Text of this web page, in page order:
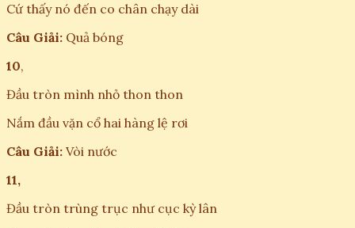
Cứ thấy nó đến co chân chạy dài
Câu Giải: Quả bóng
10,
Đầu tròn mình nhỏ thon thon
Nắm đầu vặn cổ hai hàng lệ rơi
Câu Giải: Vòi nước
11,
Đầu tròn trùng trục như cục kỳ lân